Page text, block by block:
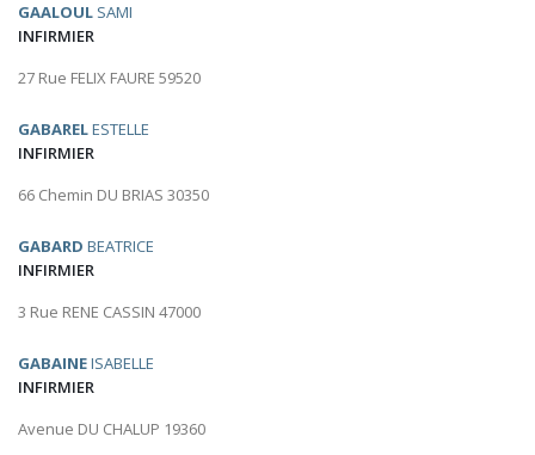
GAALOUL SAMI
INFIRMIER
27 Rue FELIX FAURE 59520
GABARELESTELLE
INFIRMIER
66 Chemin DU BRIAS 30350
GABARD BEATRICE
INFIRMIER
3 Rue RENE CASSIN 47000
GABAINEISABELLE
INFIRMIER
Avenue DU CHALUP 19360